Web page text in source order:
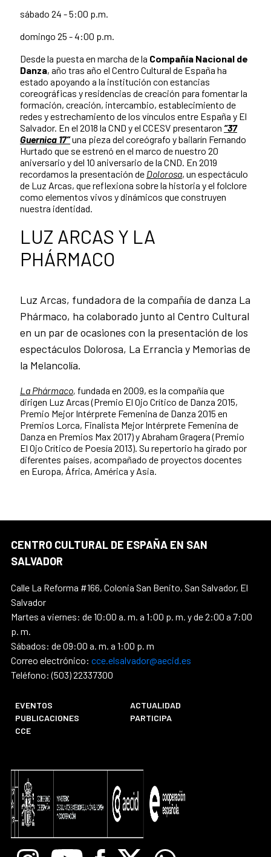
sábado 24 - 5:00 p.m.
domingo 25 - 4:00 p.m.
Desde la puesta en marcha de la Compañía Nacional de
Danza, año tras año el Centro Cultural de España ha
estado apoyando a la institución con estancias
coreográficas y residencias de creación para fomentar la
formación, creación, intercambio, establecimiento de
redes y estrechamiento de los vínculos entre España y El
Salvador. En el 2018 la CND y el CCESV presentaron “37
Guernica 17”una pieza del coreógrafo y bailarín Fernando
Hurtado que se estrenó en el marco de nuestro 20
aniversario y del 10 aniversario de la CND. En 2019
recordamos la presentación de Dolorosa, un espectáculo
de Luz Arcas, que reflexiona sobre la historia y el folclore
como elementos vivos y dinámicos que construyen
nuestra identidad.
LUZ ARCAS Y LA
PHÁRMACO
Luz Arcas, fundadora de la compañía de danza La
Phármaco, ha colaborado junto al Centro Cultural
en un par de ocasiones con la presentación de los
espectáculos Dolorosa, La Errancia y Memorias de
la Melancolía.
La Phármaco, fundada en 2009, es la compañía que
dirigen Luz Arcas (Premio El Ojo Crítico de Danza 2015,
Premio Mejor Intérprete Femenina de Danza 2015 en
Premios Lorca, Finalista Mejor Intérprete Femenina de
Danza en Premios Max 2017) y Abraham Gragera (Premio
El Ojo Crítico de Poesía 2013). Su repertorio ha girado por
diferentes países, acompañado de proyectos docentes
en Europa, África, América y Asia.
CENTRO CULTURAL DE ESPAÑA EN SAN
SALVADOR
Calle La Reforma #166, Colonia San Benito, San Salvador, El
Salvador
Martes a viernes: de 10:00 a. m. a 1:00 p. m. y de 2:00 a 7:00
p. m.
Sábados: de 09:00 a. m. a 1:00 p. m
Correo electrónico: cce.elsalvador@aecid.es
Teléfono: (503) 22337300
EVENTOS
ACTUALIDAD
PUBLICACIONES
PARTICIPA
CCE